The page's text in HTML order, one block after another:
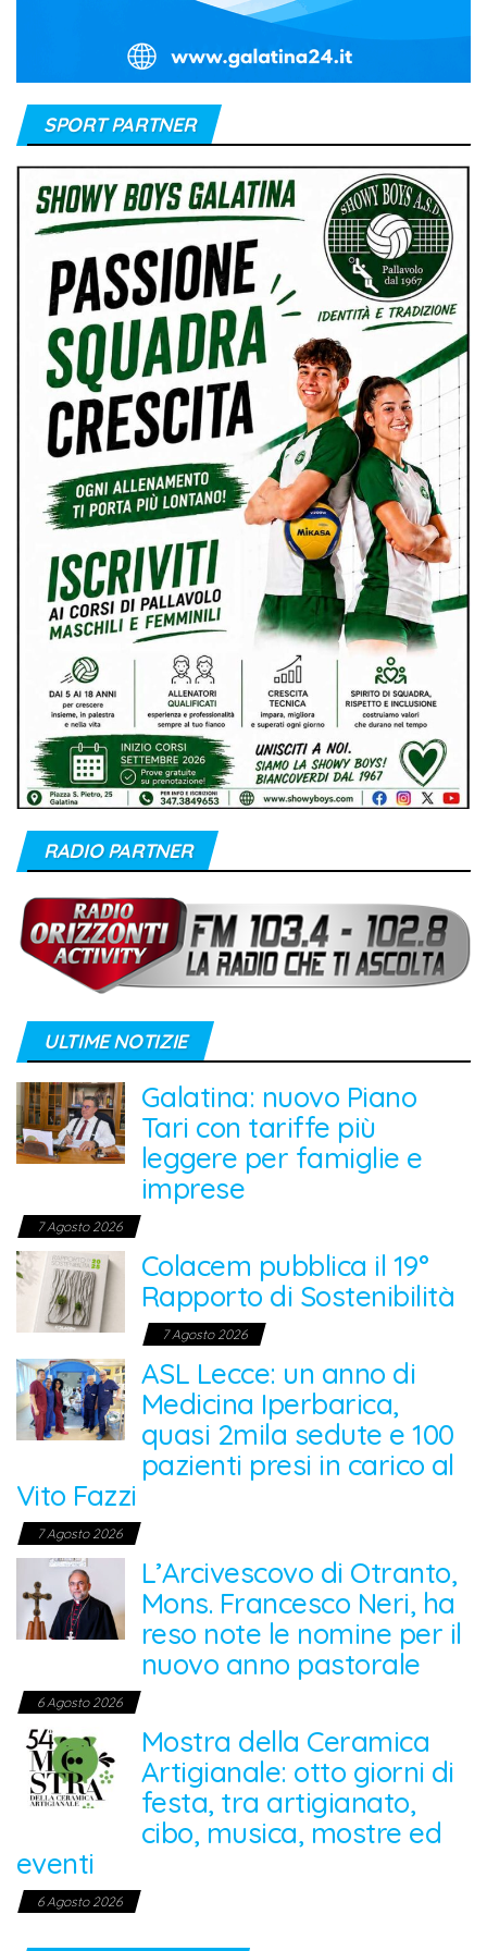
SPORT PARTNER
RADIO PARTNER
ULTIME NOTIZIE
Galatina: nuovo Piano
Tari con tariffe più
leggere per famiglie e
imprese
7 Agosto 2026
Colacem pubblica il 19°
Rapporto di Sostenibilità
7 Agosto 2026
ASL Lecce: un anno di
Medicina Iperbarica,
quasi 2mila sedute e 100
pazienti presi in carico al
Vito Fazzi
7 Agosto 2026
L’Arcivescovo di Otranto,
Mons. Francesco Neri, ha
reso note le nomine per il
nuovo anno pastorale
6 Agosto 2026
Mostra della Ceramica
Artigianale: otto giorni di
festa, tra artigianato,
cibo, musica, mostre ed
eventi
6 Agosto 2026